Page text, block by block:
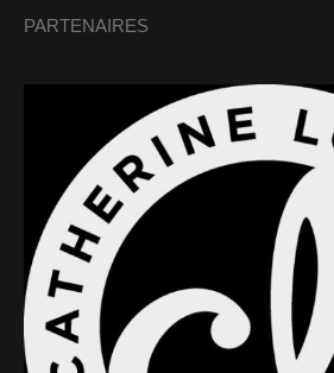
PARTENAIRES